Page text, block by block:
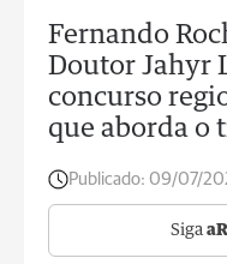
Fernando
Doutor Jahyr
concurso
que aborda o
Publicado: 09/07/
Siga